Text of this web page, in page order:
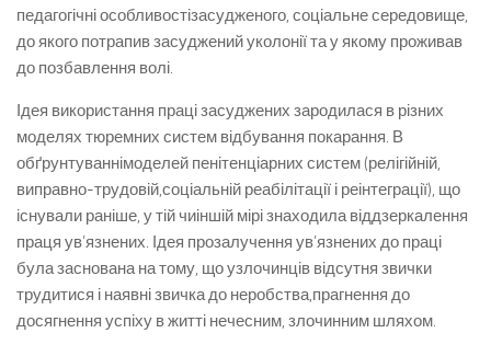
педагогічні особливостізасудженого, соціальне середовище,
до якого потрапив засуджений уколонії та у якому проживав
до позбавлення волі.
Ідея використання праці засуджених зародилася в різних
моделях тюремних систем відбування покарання. В
обґрунтуваннімоделей пенітенціарних систем (релігійній,
виправно-трудовій,соціальній реабілітації і реінтеграції), що
існували раніше, у тій чиіншій мірі знаходила віддзеркалення
праця ув’язнених. Ідея прозалучення ув’язнених до праці
була заснована на тому, що узлочинців відсутня звички
трудитися і наявні звичка до неробства,прагнення до
досягнення успіху в житті нечесним, злочинним шляхом.